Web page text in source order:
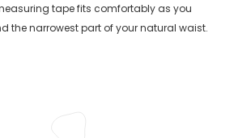
tape fits comfortably as you
the narrowest part of your natural waist.